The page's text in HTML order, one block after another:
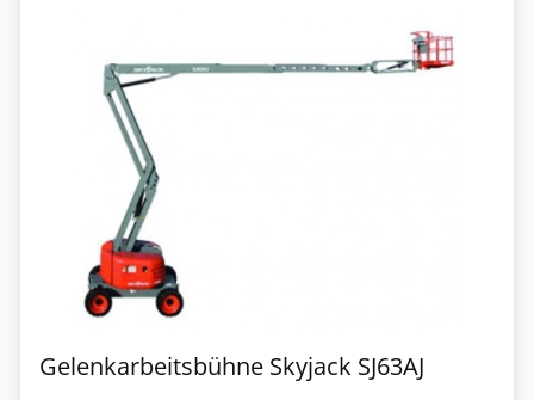
Gelenkarbeitsbühne Skyjack SJ63AJ